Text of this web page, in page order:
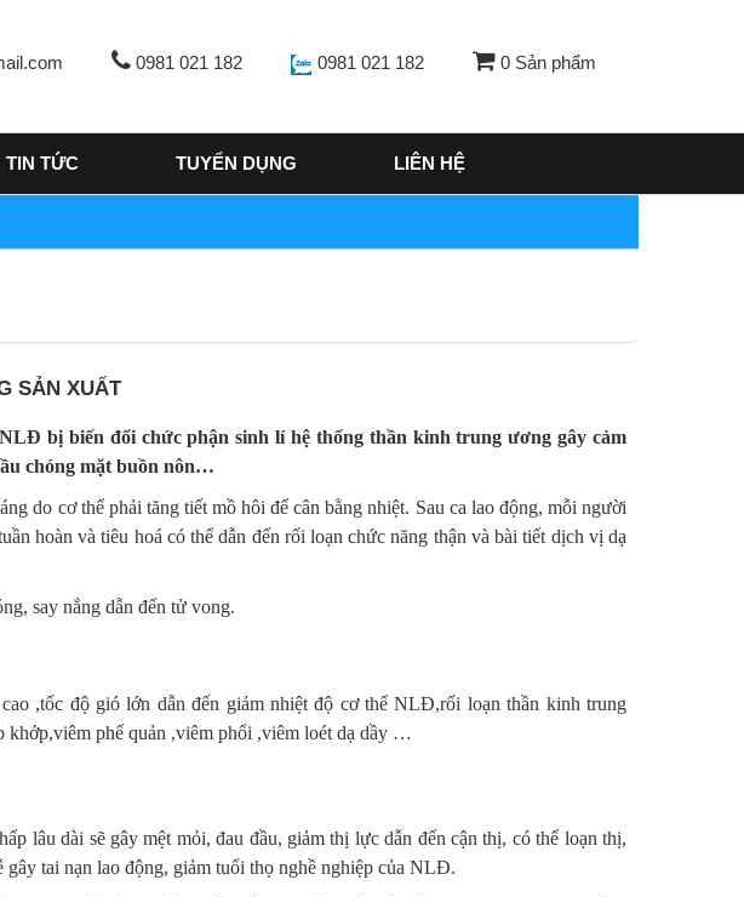
0981 021 182 0981 021 182 0 Sản phẩm
TIN TỨC TUYỂN DỤNG LIÊN HỆ
SẢN XUẤT
bị biến đổi chức phận sinh lí hệ thống thần kinh trung ương gây cảm
chóng mặt buồn nôn…
do cơ thể phải tăng tiết mồ hôi để cân bằng nhiệt. Sau ca lao động, mỗi người
hoàn và tiêu hoá có thể dẫn đến rối loạn chức năng thận và bài tiết dịch vị dạ
say nắng dẫn đến tử vong.
,tốc độ gió lớn dẫn đến giảm nhiệt độ cơ thể NLĐ,rối loạn thần kinh trung
khớp,viêm phế quản ,viêm phổi ,viêm loét dạ dầy …
lâu dài sẽ gây mệt mỏi, đau đầu, giảm thị lực dẫn đến cận thị, có thể loạn thị,
gây tai nạn lao động, giảm tuổi thọ nghề nghiệp của NLĐ.